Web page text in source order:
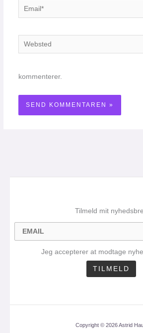
Email*
Websted
kommenterer.
Tilmeld mit
Jeg accepterer at modtage
Copyright © 2026 Astrid